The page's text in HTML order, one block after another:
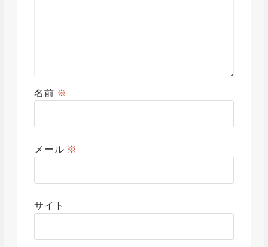
名前 ※
メール ※
サイト